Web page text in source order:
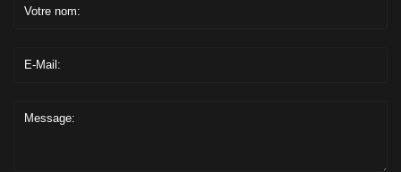
Votre nom:
E-Mail:
Message: